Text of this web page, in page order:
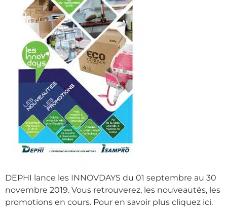
DEPHI lance les INNOVDAYS du 01 septembre au 30
novembre 2019. Vous retrouverez, les nouveautés, les
promotions en cours. Pour en savoir plus cliquez ici.